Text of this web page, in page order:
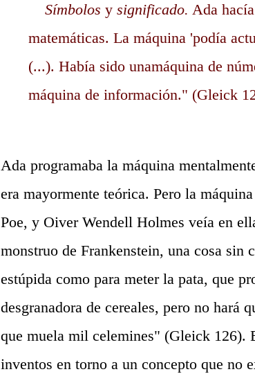
Símbolos y significado. Ada
matemáticas. La máquina 'podía
(...). Había sido unamáquina de
máquina de información." (Gleick
Ada programaba la máquina
era mayormente teórica. Pero la
Poe, y Oiver Wendell Holmes veía en
monstruo de Frankenstein, una cosa sin
estúpida como para meter la pata, que
desgranadora de cereales, pero no hará
que muela mil celemines" (Gleick 126).
inventos en torno a un concepto que no